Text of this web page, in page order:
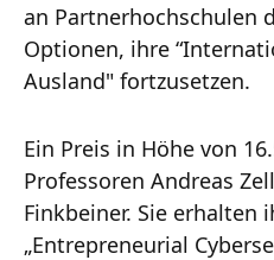
an Partnerhochschulen
Optionen, ihre
Ausland" fortzusetzen.
Ein Preis in Höhe von
Professoren Andreas
Finkbeiner. Sie erhalten
„Entrepreneurial